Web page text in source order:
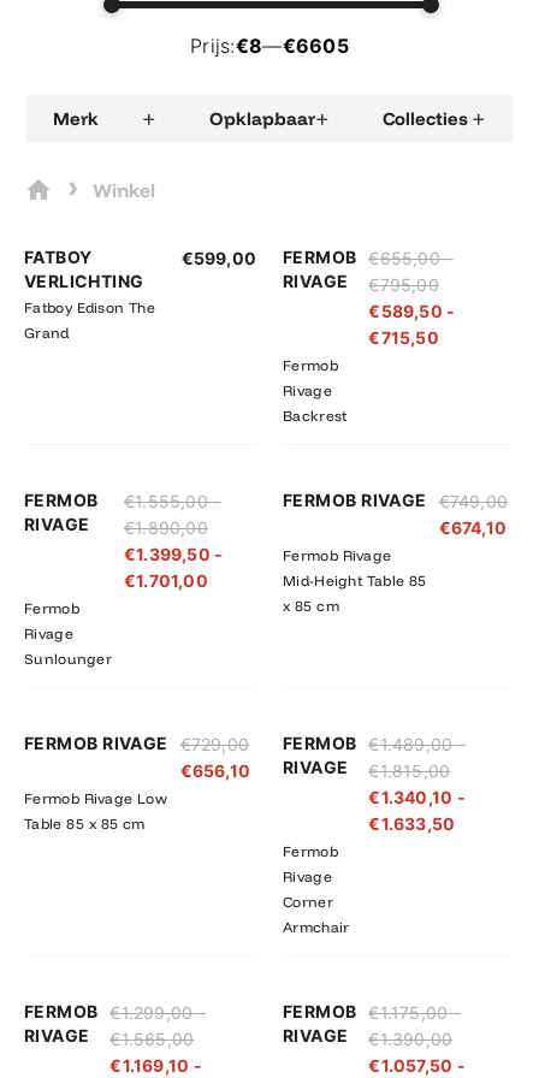
Prijs:€8—€6605
Merk + Opklapbaar+ Collecties +
› Winkel
FATBOY
VERLICHTING
Fatboy Edison The
Grand
€599,00
FERMOB
RIVAGE
Fermob
Rivage
Backrest
€655,00 -
€795,00
€655,00
tot
€795,00
€589,50 -
€715,50
€589,50
tot
€715,50
FERMOB
RIVAGE
Fermob
Rivage
Sunlounger
€1.555,00 -
€1.890,00
€1.555,00
tot
€1.890,00
€1.399,50 -
€1.701,00
€1.399,50
tot
€1.701,00
FERMOB RIVAGE
Fermob Rivage
Mid-Height Table 85
x 85 cm
€749,00
€674,10
FERMOB RIVAGE
Fermob Rivage Low
Table 85 x 85 cm
€729,00
€656,10
FERMOB
RIVAGE
Fermob
Rivage
Corner
Armchair
€1.489,00 -
€1.815,00
€1.489,00
tot
€1.815,00
€1.340,10 -
€1.633,50
€1.340,10
FERMOB
RIVAGE
€1.299,00 -
€1.565,00
€1.299,00
tot
€1.565,00
€1.169,10 -
€1.169,10
€1.408,50
FERMOB
RIVAGE
€1.175,00 -
€1.390,00
€1.175,00
tot
€1.390,00
€1.057,50 -
€1.057,50
tot
€1.251,00